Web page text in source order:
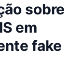
sobre
em
fake